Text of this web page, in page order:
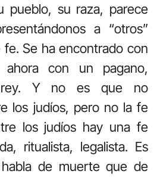
pueblo, su raza, parece
a “otros”
Se ha encontrado con
ahora con un pagano,
rey. Y no es que no
los judíos, pero no la fe
los judíos hay una fe
ritualista, legalista. Es
de muerte que de